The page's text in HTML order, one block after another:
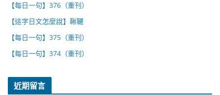
【每日一句】376（重刊）
【這字日文怎麼說】鞦韆
【每日一句】375（重刊）
【每日一句】374（重刊）
近期留言